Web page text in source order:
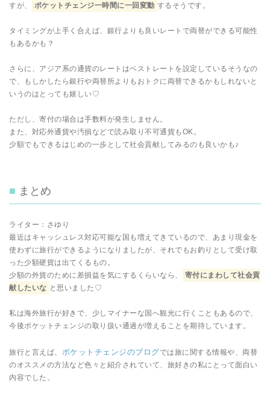
すが、
ポケットチェンジ一時間に一回変動 するそうです。
タイミングが上手く合えば、銀行よりも良いレートで両替ができる可能性
もあるかも？
さらに、アジア系の通貨のレートはベストレートを設定しているそうなの
で、もしかしたら銀行や両替所よりもおトクに両替できるかもしれないと
いうのはとっても嬉しい♡
ただし、寄付の場合は手数料が発生しません。
また、対応外通貨や汚損などで読み取り不可通貨もOK。
少額でもできるはじめの一歩として社会貢献してみるのも良いかも♪
まとめ
ライター：さゆり
最近はキャッシュレス対応可能な国も増えてきているので、あまり現金を
使わずに旅行ができるようになりましたが、それでもお釣りとして受け取
った少額硬貨は出てくるもの。
少額の外貨のために差損益を気にするくらいなら、
寄付にまわして社会貢
献したいな と思いました♡
私は海外旅行が好きで、少しマイナーな国へ観光に行くこともあるので、
今後ポケットチェンジの取り扱い通過が増えることを期待しています。
旅行と言えば、 ポケットチェンジのブログでは旅に関する情報や、両替
のオススメの方法など色々と紹介されていて、旅好きの私にとって面白い
内容でした。